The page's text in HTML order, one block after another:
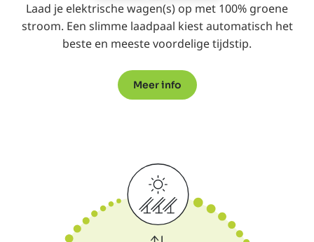
Laad je elektrische wagen(s) op met 100% groene
stroom. Een slimme laadpaal kiest automatisch het
beste en meeste voordelige tijdstip.
Meer info